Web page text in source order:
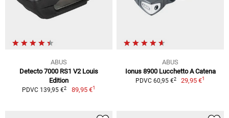
ABUS
Detecto 7000 RS1 V2 Louis
Edition
PDVC 139,95 €2 89,95 €1
ABUS
Ionus 8900 Lucchetto A Catena
PDVC 60,95 €2 29,95 €1